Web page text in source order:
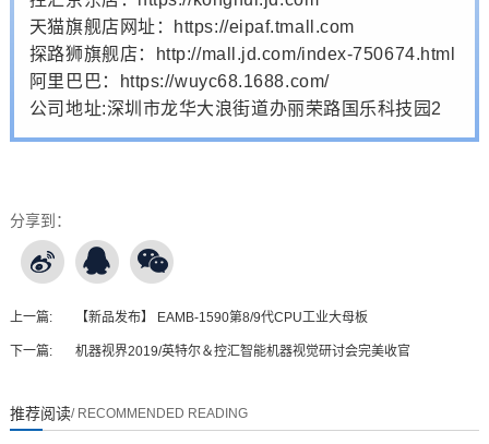
天猫旗舰店网址：https://eipaf.tmall.com
探路狮旗舰店：http://mall.jd.com/index-750674.html
阿里巴巴：https://wuyc68.1688.com/
公司地址:深圳市龙华大浪街道办丽荣路国乐科技园2
分享到：
上一篇: 【新品发布】 EAMB-1590第8/9代CPU工业大母板
下一篇: 机器视界2019/英特尔＆控汇智能机器视觉研讨会完美收官
推荐阅读/ RECOMMENDED READING